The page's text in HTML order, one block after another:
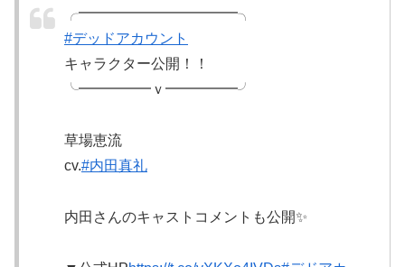
╭━━━━━━━━━━━╮
#デッドアカウント
キャラクター公開！！
╰━━━━━ｖ━━━━━╯
草場恵流
cv.#内田真礼
内田さんのキャストコメントも公開✨